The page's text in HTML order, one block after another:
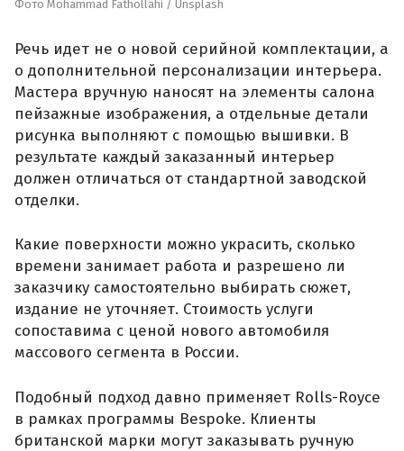
Фото Mohammad Fathollahi / Unsplash
Речь идет не о новой серийной комплектации, а
о дополнительной персонализации интерьера.
Мастера вручную наносят на элементы салона
пейзажные изображения, а отдельные детали
рисунка выполняют с помощью вышивки. В
результате каждый заказанный интерьер
должен отличаться от стандартной заводской
отделки.
Какие поверхности можно украсить, сколько
времени занимает работа и разрешено ли
заказчику самостоятельно выбирать сюжет,
издание не уточняет. Стоимость услуги
сопоставима с ценой нового автомобиля
массового сегмента в России.
Подобный подход давно применяет Rolls-Royce
в рамках программы Bespoke. Клиенты
британской марки могут заказывать ручную